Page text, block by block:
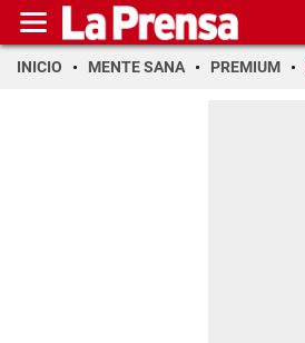
INICIO MENTE SANA PREMIUM